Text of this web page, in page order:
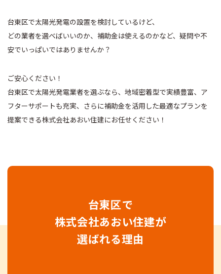
台東区で太陽光発電の設置を検討しているけど、
どの業者を選べばいいのか、補助金は使えるのかなど、 疑問や不
安でいっぱいではありませんか？
ご安心ください！
台東区で太陽光発電業者を選ぶなら、地域密着型で実績豊富、ア
フターサポートも充実、 さらに補助金を活用した最適なプランを
提案できる株式会社あおい住建にお任せください！
台東区で
株式会社あおい住建が
選ばれる理由